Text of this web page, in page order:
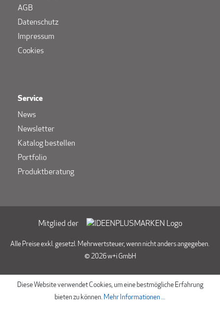
AGB
Datenschutz
Impressum
Cookies
Service
News
Newsletter
Katalog bestellen
Portfolio
Produktberatung
Mitglied der
Alle Preise exkl. gesetzl. Mehrwertsteuer, wenn nicht anders angegeben.
© 2026 w+i GmbH
Diese Website verwendet Cookies, um eine bestmögliche Erfahrung
bieten zu können. Mehr Informationen ...